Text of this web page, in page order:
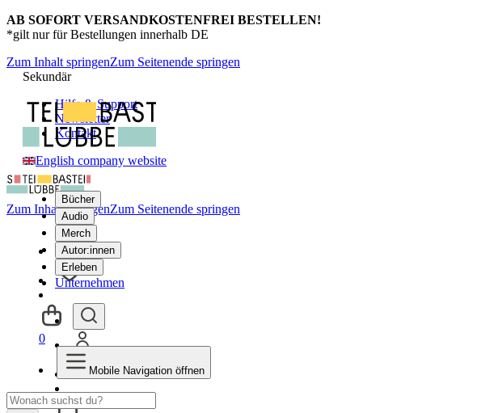
AB SOFORT VERSANDKOSTENFREI BESTELLEN!
*gilt nur für Bestellungen innerhalb DE
Zum Inhalt springenZum Seitenende springen
Sekundär
Hilfe & Support
Newsletter
Kontakt
English company website
Bücher
Audio
Merch
Autor:innen
Erleben
Unternehmen
Zum Inhalt springenZum Seitenende springen
0
Mobile Navigation öffnen